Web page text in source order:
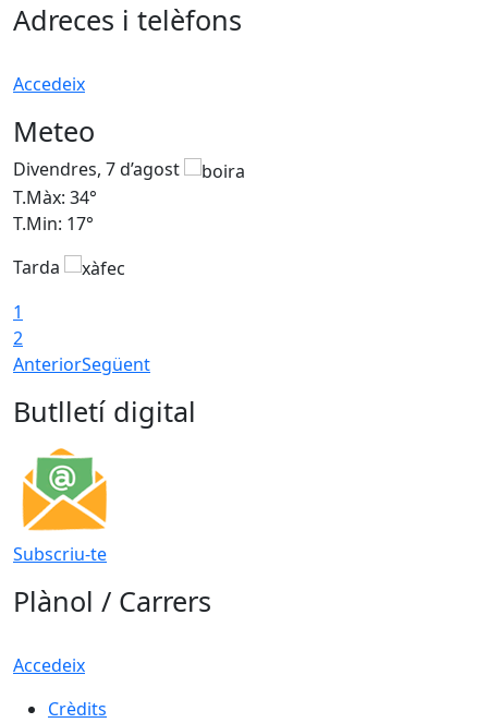
Adreces i telèfons
Accedeix
Meteo
Divendres, 7 d’agost
T.Màx: 34°
T.Min: 17°
Tarda
1
2
AnteriorSegüent
Butlletí digital
Subscriu-te
Plànol / Carrers
Accedeix
Crèdits